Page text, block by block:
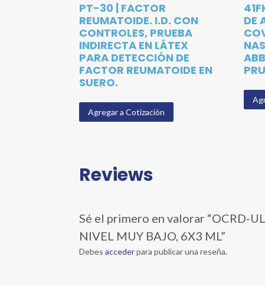
PT-30 | FACTOR
REUMATOIDE. I.D. CON
CONTROLES, PRUEBA
INDIRECTA EN LÁTEX
PARA DETECCIÓN DE
FACTOR REUMATOIDE EN
SUERO.
Agregar a Cotización
DE
Reviews
Sé el primero en valorar “OCRD-
NIVEL MUY BAJO, 6X3 ML”
Debesaccederpara publicar una reseña.